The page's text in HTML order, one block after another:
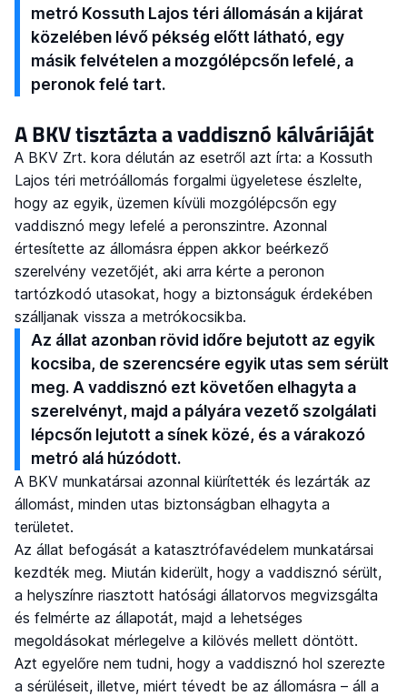
metró Kossuth Lajos téri állomásán a kijárat
közelében lévő pékség előtt látható, egy
másik felvételen a mozgólépcsőn lefelé, a
peronok felé tart.
A BKV tisztázta a vaddisznó kálváriáját
A BKV Zrt. kora délután az esetről azt írta: a Kossuth
Lajos téri metróállomás forgalmi ügyeletese észlelte,
hogy az egyik, üzemen kívüli mozgólépcsőn egy
vaddisznó megy lefelé a peronszintre. Azonnal
értesítette az állomásra éppen akkor beérkező
szerelvény vezetőjét, aki arra kérte a peronon
tartózkodó utasokat, hogy a biztonságuk érdekében
szálljanak vissza a metrókocsikba.
Az állat azonban rövid időre bejutott az egyik
kocsiba, de szerencsére egyik utas sem sérült
meg. A vaddisznó ezt követően elhagyta a
szerelvényt, majd a pályára vezető szolgálati
lépcsőn lejutott a sínek közé, és a várakozó
metró alá húzódott.
A BKV munkatársai azonnal kiürítették és lezárták az
állomást, minden utas biztonságban elhagyta a
területet.
Az állat befogását a katasztrófavédelem munkatársai
kezdték meg. Miután kiderült, hogy a vaddisznó sérült,
a helyszínre riasztott hatósági állatorvos megvizsgálta
és felmérte az állapotát, majd a lehetséges
megoldásokat mérlegelve a kilövés mellett döntött.
Azt egyelőre nem tudni, hogy a vaddisznó hol szerezte
a sérüléseit, illetve, miért tévedt be az állomásra – áll a